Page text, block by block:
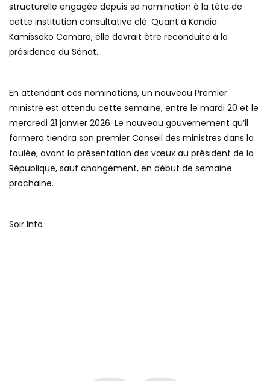
structurelle engagée depuis sa nomination à la tête de
cette institution consultative clé. Quant à Kandia
Kamissoko Camara, elle devrait être reconduite à la
présidence du Sénat.
En attendant ces nominations, un nouveau Premier
ministre est attendu cette semaine, entre le mardi 20 et le
mercredi 21 janvier 2026. Le nouveau gouvernement qu’il
formera tiendra son premier Conseil des ministres dans la
foulée, avant la présentation des vœux au président de la
République, sauf changement, en début de semaine
prochaine.
Soir Info